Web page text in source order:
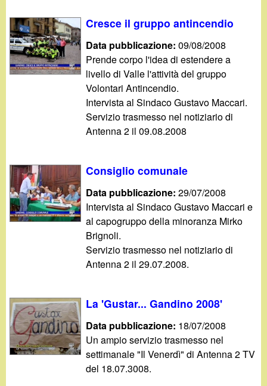
Cresce il gruppo antincendio
Data pubblicazione:09/08/2008
Prende corpo l'idea di estendere a
livello di Valle l'attività del gruppo
Volontari Antincendio.
Intervista al Sindaco Gustavo Maccari.
Servizio trasmesso nel notiziario di
Antenna 2 il 09.08.2008
Consiglio comunale
Data pubblicazione:29/07/2008
Intervista al Sindaco Gustavo Maccari e
al capogruppo della minoranza Mirko
Brignoli.
Servizio trasmesso nel notiziario di
Antenna 2 il 29.07.2008.
La 'Gustar... Gandino 2008'
Data pubblicazione: 18/07/2008
Un ampio servizio trasmesso nel
settimanale "Il Venerdì" di Antenna 2 TV
del 18.07.3008.